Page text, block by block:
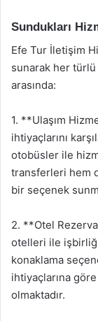
Sundukları
Efe Tur İletişim
sunarak her türlü
arasında:
1. **Ulaşım
ihtiyaçlarını
otobüsler ile
transferleri hem
bir seçenek
2. **Otel
otelleri ile
konaklama
ihtiyaçlarına
olmaktadır.